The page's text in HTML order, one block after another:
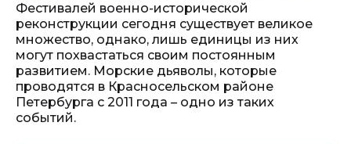
Фестивалей военно-исторической
реконструкции сегодня существует великое
множество, однако, лишь единицы из них
могут похвастаться своим постоянным
развитием. Морские дьяволы, которые
проводятся в Красносельском районе
Петербурга с 2011 года – одно из таких
событий.